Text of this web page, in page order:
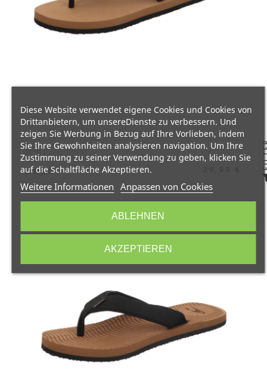
Diese Website verwendet eigene Cookies und Cookies von
Drittanbietern, um unsereDienste zu verbessern. Und
zeigen Sie Werbung in Bezug auf Ihre Vorlieben, indem
Sie Ihre Gewohnheiten analysieren navigation. Um Ihre
Zustimmung zu seiner Verwendung zu geben, klicken Sie
auf die Schaltfläche Akzeptieren.
Weitere Informationen Anpassen von Cookies
ABLEHNEN
AKZEPTIEREN
O'NEILL
O'Neill